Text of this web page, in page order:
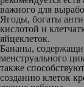
важного для
Ягоды, богаты
кислотой и
яйцеклеток.
Бананы,
менструального
также
созданию клеток